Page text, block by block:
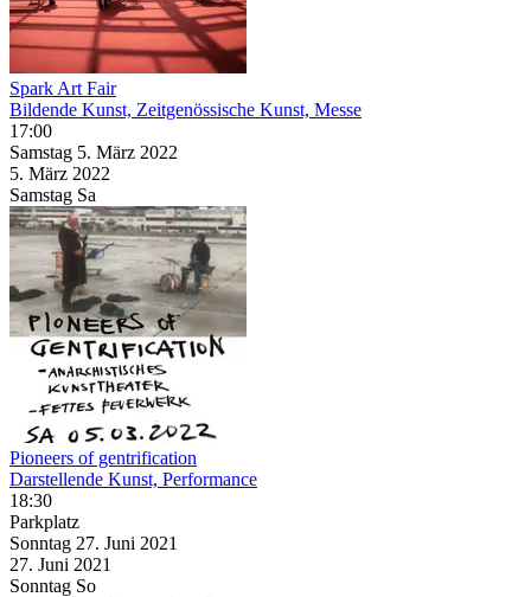
Spark Art Fair
Bildende Kunst, Zeitgenössische Kunst, Messe
17:00
Samstag 5. März 2022
5. März 2022
Samstag Sa
Pioneers of gentrification
Darstellende Kunst, Performance
18:30
Parkplatz
Sonntag 27. Juni 2021
27. Juni 2021
Sonntag So